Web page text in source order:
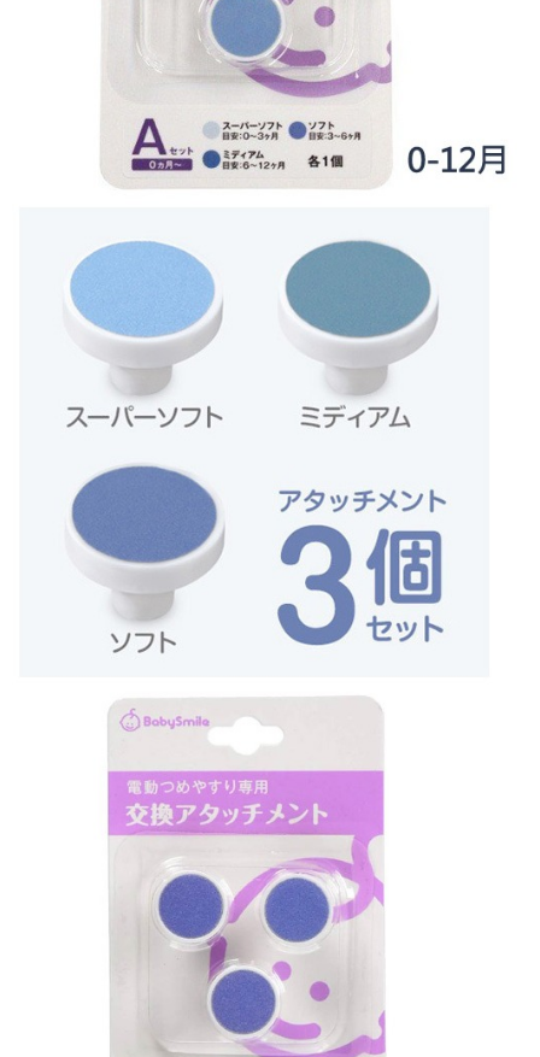
１．透過由恩沛科技股份有限公司提供之「AFTEE先享後付」服務完成之交
易，需依本服務之必要範圍內提供個人資料，並將交易相關給付款項請求債
https://aftee.tw/terms/#terms3
３．未成年的使用者請事先徵得法定代理人或監護人之同意方可使用
「AFTEE先享後付」，若未經同意申辦者引起之損失，本公司不負相關責
時審查核予不同之上限額度；若仍有額度不足之情形，本公司將視審查結果
請求用戶進行身份認證。
５．嚴禁一人註冊多個帳號或使用他人資訊註冊。若發現惡意使用之情形，
恩沛科技股份有限公司將有權停止該用戶之使用額度並採取法律行動。
每筆NT$100，滿NT$590(含以上)免運費
每筆NT$150，滿NT$890(含以上)免運費